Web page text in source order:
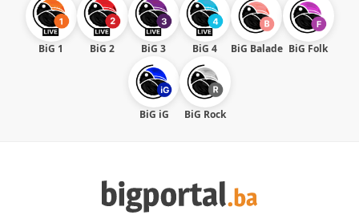
BiG 1 BiG 2 BiG 3 BiG 4 BiG Balade BiG Folk
BiG iG BiG Rock